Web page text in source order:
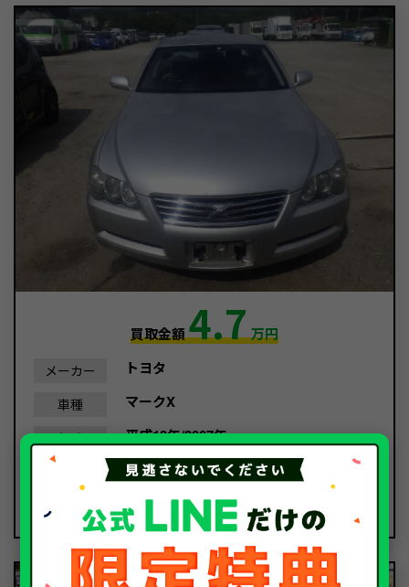
買取金額4.7万円
メーカー トヨタ
車種 マークX
年式 平成19年/2007年
52,946Km
中古車